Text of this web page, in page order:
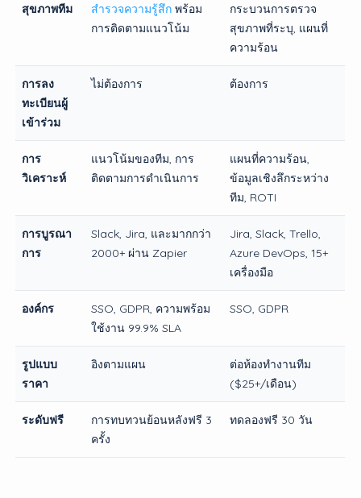
สุขภาพทีม สำรวจความรู้สึก พร้อม
การติดตามแนวโน้ม
กระบวนการตรวจ
สุขภาพที่ระบุ, แผนที่
ความร้อน
การลง
ทะเบียนผู้
เข้าร่วม
ไม่ต้องการ ต้องการ
การ
วิเคราะห์
แนวโน้มของทีม, การ
ติดตามการดำเนินการ
แผนที่ความร้อน,
ข้อมูลเชิงลึกระหว่าง
ทีม, ROTI
การบูรณา
การ
Slack, Jira, และมากกว่า
2000+ ผ่าน Zapier
Jira, Slack, Trello,
Azure DevOps, 15+
เครื่องมือ
องค์กร
SSO, GDPR, ความพร้อม
ใช้งาน 99.9% SLA
SSO, GDPR
รูปแบบ
ราคา
อิงตามแผน
ต่อห้องทำงานทีม
($25+/เดือน)
ระดับฟรี
การทบทวนย้อนหลังฟรี 3
ครั้ง
ทดลองฟรี 30 วัน